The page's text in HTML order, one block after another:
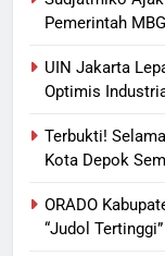
Pemerintah MBG
UIN Jakarta
Optimis
Terbukti!
Kota Depok
ORADO
“Judol Tertinggi”